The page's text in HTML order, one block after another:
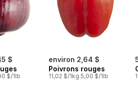
$
$/1lb
environ 2,64 $
Poivrons rouges
11,02 $/1kg 5,00 $/1lb